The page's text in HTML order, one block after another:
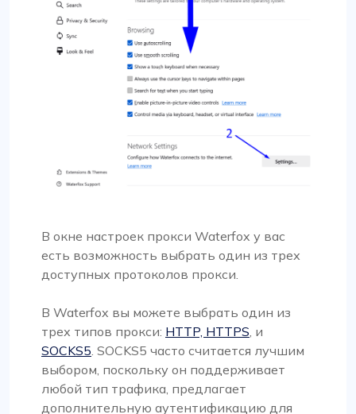
В окне настроек прокси Waterfox у вас
есть возможность выбрать один из трех
доступных протоколов прокси.
В Waterfox вы можете выбрать один из
трех типов прокси: HTTP, HTTPS , и
SOCKS5 . SOCKS5 часто считается лучшим
выбором, поскольку он поддерживает
любой тип трафика, предлагает
дополнительную аутентификацию для